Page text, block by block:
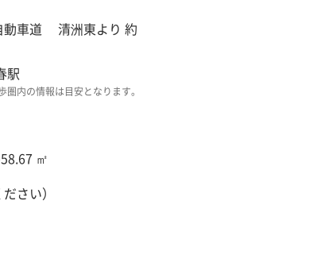
動車道 清洲東より 約
駅
内の情報は目安となります。
㎡
さい）